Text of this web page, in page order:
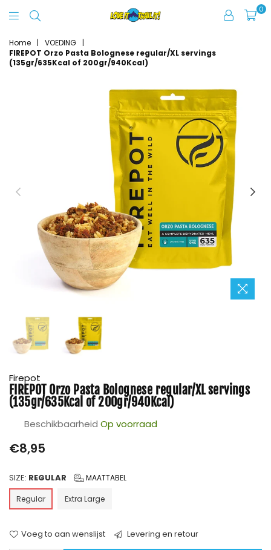
It
Trail
0
Home | VOEDING
|
FIREPOT Orzo Pasta Bolognese regular/XL servings
(135gr/635Kcal of 200gr/940Kcal)
Firepot
FIREPOT Orzo Pasta Bolognese regular/XL servings
(135gr/635Kcal of 200gr/940Kcal)
Beschikbaarheid Op voorraad
Prijs
€8,95
SIZE: REGULAR MAATTABEL
Regular Extra Large
Voeg to aan wenslijst Levering en retour